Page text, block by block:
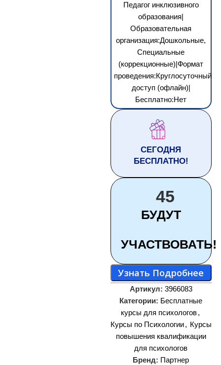
Педагог инклюзивного
образования|
Образовательная
организация:Дошкольные,
Специальные
(коррекционные)|Формат
проведения:Круглосуточный
доступ (офлайн)|
Бесплатно:Нет
СЕГОДНЯ
БЕСПЛАТНО!
45
БУДУТ
УЧАСТВОВАТЬ!
Узнать Подробнее
Артикул: 3966083
Категории: Бесплатные
курсы для психологов,
Курсы по Психологии, Курсы
повышения квалификации
для психологов
Бренд: Партнер